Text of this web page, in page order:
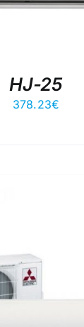
HJ-25
378.23€